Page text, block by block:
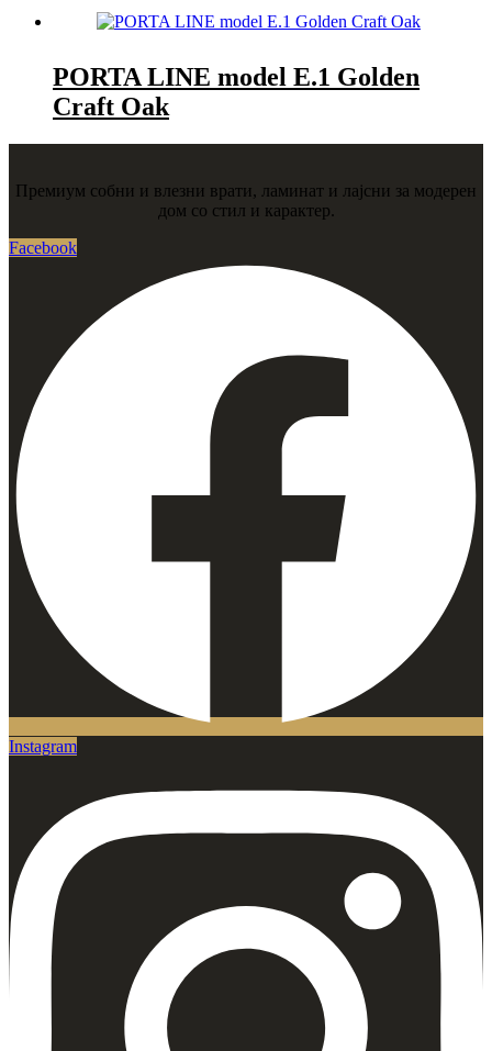
PORTA LINE model E.1 Golden
Craft Oak
Премиум собни и влезни врати, ламинат и лајсни за модерен
дом со стил и карактер.
Facebook
Instagram